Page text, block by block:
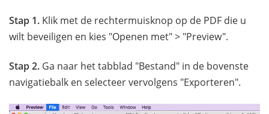
Stap 1. Klik met de rechtermuisknop op de PDF die u
wilt beveiligen en kies "Openen met" > "Preview".
Stap 2. Ga naar het tabblad "Bestand" in de bovenste
navigatiebalk en selecteer vervolgens "Exporteren".